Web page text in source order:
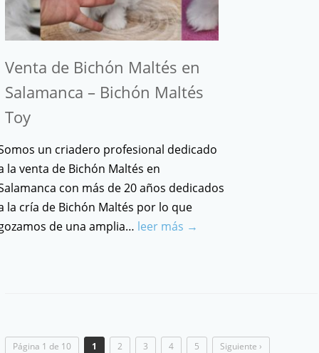
Venta de Bichón Maltés en
Salamanca – Bichón Maltés
Toy
un criadero profesional dedicado
la venta de Bichón Maltés en
con más de 20 años dedicados
la cría de Bichón Maltés por lo que
de una amplia… leer más →
Página 1 de 10 1 2 3 4 5
Siguiente ›